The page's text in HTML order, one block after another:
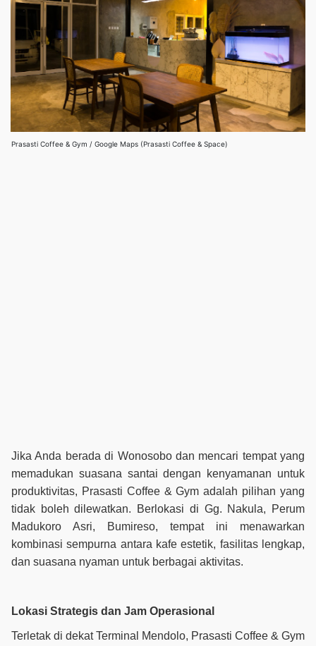
Prasasti Coffee & Gym / Google Maps (Prasasti Coffee & Space)
Jika Anda berada di Wonosobo dan mencari tempat yang
memadukan suasana santai dengan kenyamanan untuk
produktivitas, Prasasti Coffee & Gym adalah pilihan yang
tidak boleh dilewatkan. Berlokasi di Gg. Nakula, Perum
Madukoro Asri, Bumireso, tempat ini menawarkan
kombinasi sempurna antara kafe estetik, fasilitas lengkap,
dan suasana nyaman untuk berbagai aktivitas.
Lokasi Strategis dan Jam Operasional
Terletak di dekat Terminal Mendolo, Prasasti Coffee & Gym